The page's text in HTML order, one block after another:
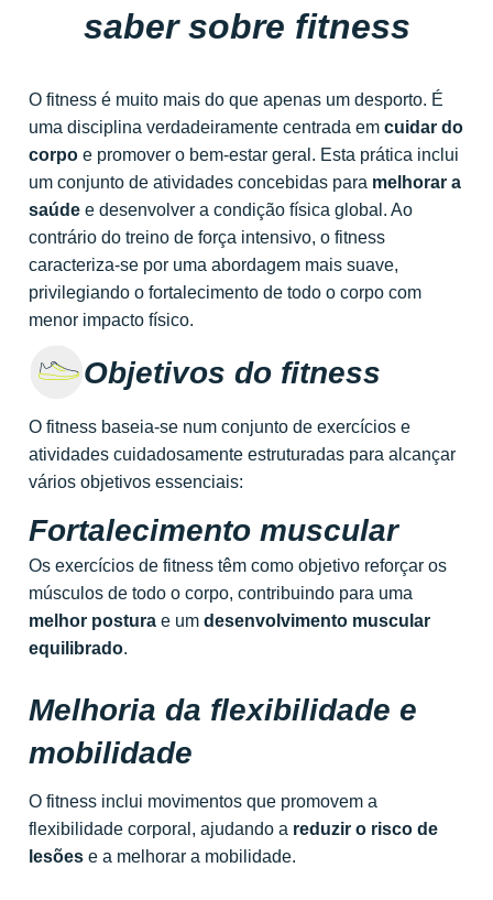
saber sobre fitness
O fitness é muito mais do que apenas um desporto. É
uma disciplina verdadeiramente centrada em cuidar do
corpo e promover o bem-estar geral. Esta prática inclui
um conjunto de atividades concebidas para melhorar a
saúde e desenvolver a condição física global. Ao
contrário do treino de força intensivo, o fitness
caracteriza-se por uma abordagem mais suave,
privilegiando o fortalecimento de todo o corpo com
menor impacto físico.
Objetivos do fitness
O fitness baseia-se num conjunto de exercícios e
atividades cuidadosamente estruturadas para alcançar
vários objetivos essenciais:
Fortalecimento muscular
Os exercícios de fitness têm como objetivo reforçar os
músculos de todo o corpo, contribuindo para uma
melhor postura e um desenvolvimento muscular
equilibrado.
Melhoria da flexibilidade e
mobilidade
O fitness inclui movimentos que promovem a
flexibilidade corporal, ajudando a reduzir o risco de
lesões e a melhorar a mobilidade.